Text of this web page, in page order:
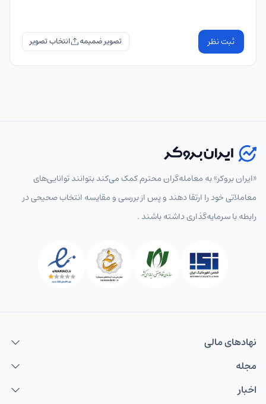
ثبت نظر تصویر ضمیمه
«ایران بروکر» به معامله‌گران محترم کمک می‌کند بتوانند توانایی‌های
معاملاتی خود را ارتقا دهند و پس از بررسی و مقایسه انتخاب‌ صحیحی در
رابطه با سرمایه‌گذاری داشته باشند .
نهاد‌های مالی
مجله
اخبار